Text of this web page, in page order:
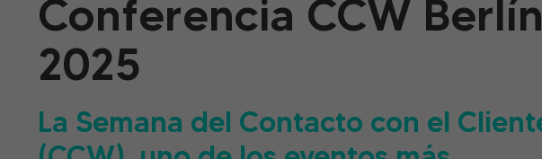
Conferencia CCW Berlín
2025
La Semana del Contacto con el